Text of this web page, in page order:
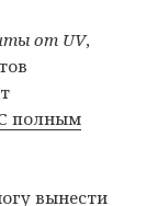
от UV,
полным
вынести